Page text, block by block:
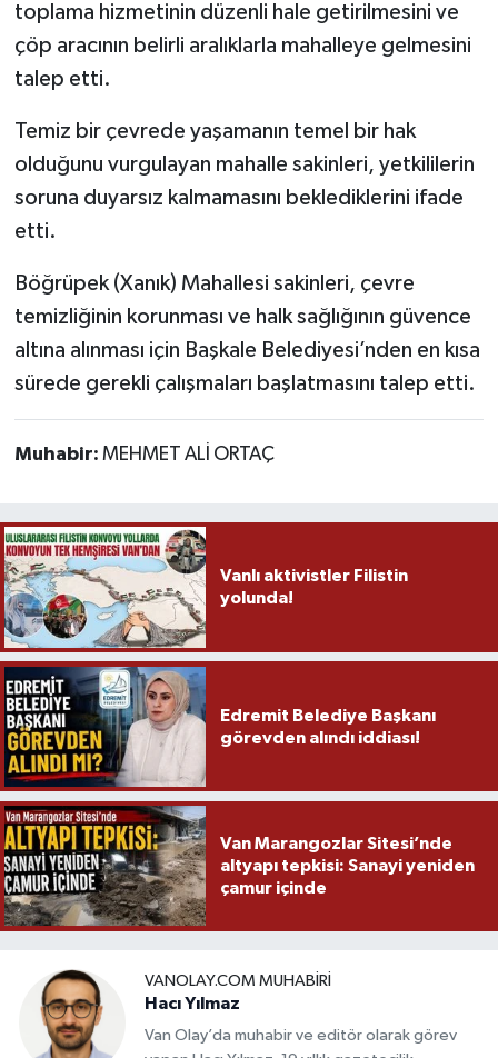
toplama hizmetinin düzenli hale getirilmesini ve
çöp aracının belirli aralıklarla mahalleye gelmesini
talep etti.
Temiz bir çevrede yaşamanın temel bir hak
olduğunu vurgulayan mahalle sakinleri, yetkililerin
soruna duyarsız kalmamasını beklediklerini ifade
etti.
Böğrüpek (Xanık) Mahallesi sakinleri, çevre
temizliğinin korunması ve halk sağlığının güvence
altına alınması için Başkale Belediyesi’nden en kısa
sürede gerekli çalışmaları başlatmasını talep etti.
Muhabir: MEHMET ALİ ORTAÇ
Vanlı aktivistler Filistin
yolunda!
Edremit Belediye Başkanı
görevden alındı iddiası!
Van Marangozlar Sitesi’nde
altyapı tepkisi: Sanayi yeniden
çamur içinde
VANOLAY.COM MUHABIRI
Hacı Yılmaz
Van Olay’da muhabir ve editör olarak görev